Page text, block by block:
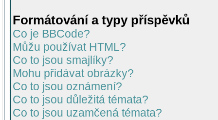
Formátování a typy příspěvků
Co je BBCode?
Můžu používat HTML?
Co to jsou smajlíky?
Mohu přidávat obrázky?
Co to jsou oznámení?
Co to jsou důležitá témata?
Co to jsou uzamčená témata?